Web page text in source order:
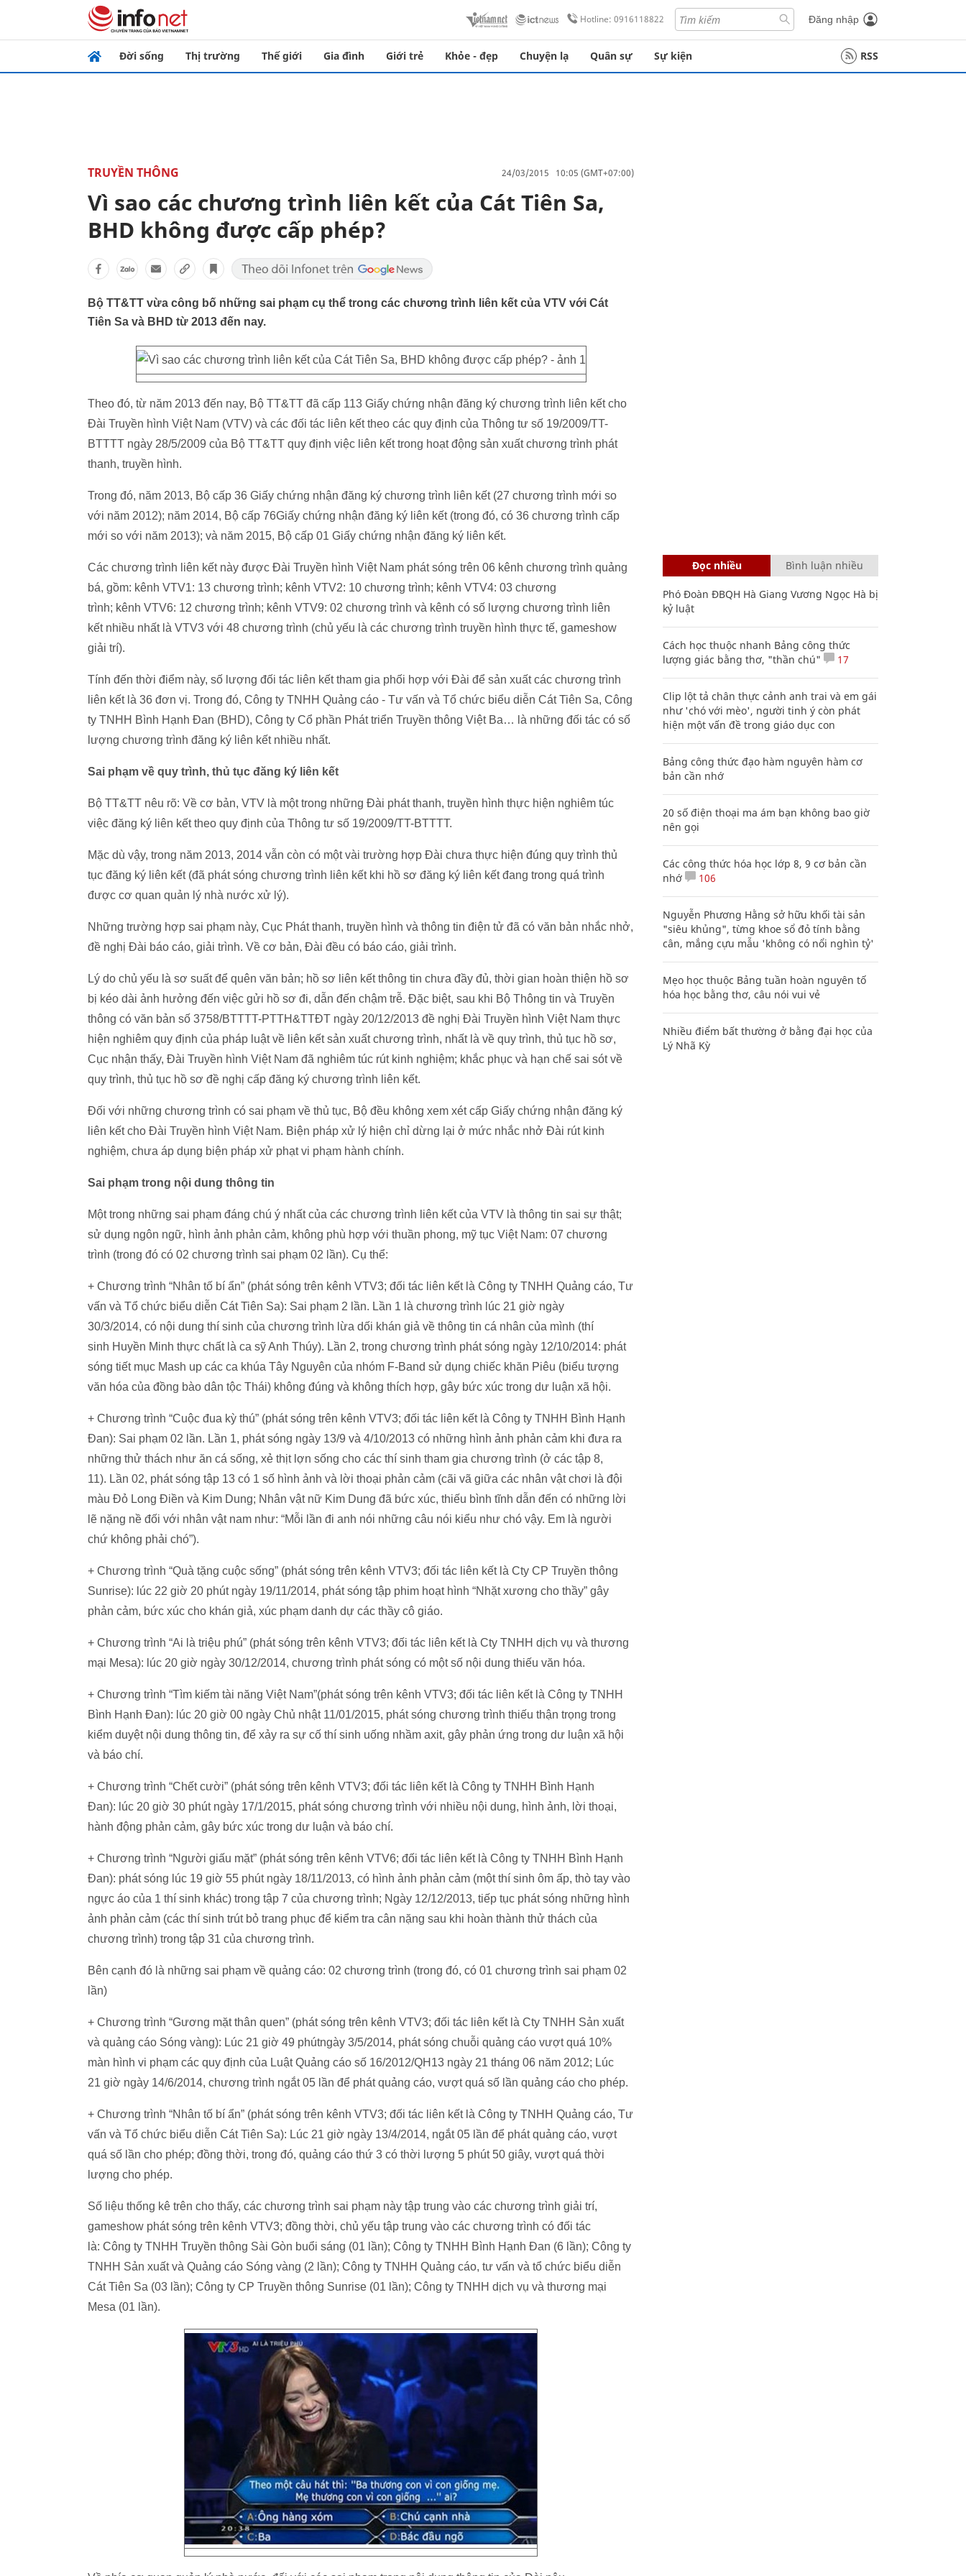
Hotline: 0916118822 Đăng nhập
Đời sống Thị trường Thế giới Gia đình Giới trẻ Khỏe - đẹp Chuyện lạ Quân sự Sự kiện RSS
TRUYỀN THÔNG 24/03/2015 10:05 (GMT+07:00)
Vì sao các chương trình liên kết của Cát Tiên Sa,
BHD không được cấp phép?
Bộ TT&TT vừa công bố những sai phạm cụ thể trong các chương trình liên kết của VTV với Cát
Tiên Sa và BHD từ 2013 đến nay.
Theo đó, từ năm 2013 đến nay, Bộ TT&TT đã cấp 113 Giấy chứng nhận đăng ký chương trình liên kết cho
Đài Truyền hình Việt Nam (VTV) và các đối tác liên kết theo các quy định của Thông tư số 19/2009/TT-
BTTTT ngày 28/5/2009 của Bộ TT&TT quy định việc liên kết trong hoạt động sản xuất chương trình phát
thanh, truyền hình.
Trong đó, năm 2013, Bộ cấp 36 Giấy chứng nhận đăng ký chương trình liên kết (27 chương trình mới so
với năm 2012); năm 2014, Bộ cấp 76Giấy chứng nhận đăng ký liên kết (trong đó, có 36 chương trình cấp
mới so với năm 2013); và năm 2015, Bộ cấp 01 Giấy chứng nhận đăng ký liên kết.
Các chương trình liên kết này được Đài Truyền hình Việt Nam phát sóng trên 06 kênh chương trình quảng
bá, gồm: kênh VTV1: 13 chương trình; kênh VTV2: 10 chương trình; kênh VTV4: 03 chương
trình; kênh VTV6: 12 chương trình; kênh VTV9: 02 chương trình và kênh có số lượng chương trình liên
kết nhiều nhất là VTV3 với 48 chương trình (chủ yếu là các chương trình truyền hình thực tế, gameshow
giải trí).
Tính đến thời điểm này, số lượng đối tác liên kết tham gia phối hợp với Đài để sản xuất các chương trình
liên kết là 36 đơn vị. Trong đó, Công ty TNHH Quảng cáo - Tư vấn và Tổ chức biểu diễn Cát Tiên Sa, Công
ty TNHH Bình Hạnh Đan (BHD), Công ty Cổ phần Phát triển Truyền thông Việt Ba… là những đối tác có số
lượng chương trình đăng ký liên kết nhiều nhất.
Sai phạm về quy trình, thủ tục đăng ký liên kết
Bộ TT&TT nêu rõ: Về cơ bản, VTV là một trong những Đài phát thanh, truyền hình thực hiện nghiêm túc
việc đăng ký liên kết theo quy định của Thông tư số 19/2009/TT-BTTTT.
Mặc dù vậy, trong năm 2013, 2014 vẫn còn có một vài trường hợp Đài chưa thực hiện đúng quy trình thủ
tục đăng ký liên kết (đã phát sóng chương trình liên kết khi hồ sơ đăng ký liên kết đang trong quá trình
được cơ quan quản lý nhà nước xử lý).
Những trường hợp sai phạm này, Cục Phát thanh, truyền hình và thông tin điện tử đã có văn bản nhắc nhở,
đề nghị Đài báo cáo, giải trình. Về cơ bản, Đài đều có báo cáo, giải trình.
Lý do chủ yếu là sơ suất để quên văn bản; hồ sơ liên kết thông tin chưa đầy đủ, thời gian hoàn thiện hồ sơ
bị kéo dài ảnh hưởng đến việc gửi hồ sơ đi, dẫn đến chậm trễ. Đặc biệt, sau khi Bộ Thông tin và Truyền
thông có văn bản số 3758/BTTTT-PTTH&TTĐT ngày 20/12/2013 đề nghị Đài Truyền hình Việt Nam thực
hiện nghiêm quy định của pháp luật về liên kết sản xuất chương trình, nhất là về quy trình, thủ tục hồ sơ,
Cục nhận thấy, Đài Truyền hình Việt Nam đã nghiêm túc rút kinh nghiệm; khắc phục và hạn chế sai sót về
quy trình, thủ tục hồ sơ đề nghị cấp đăng ký chương trình liên kết.
Đối với những chương trình có sai phạm về thủ tục, Bộ đều không xem xét cấp Giấy chứng nhận đăng ký
liên kết cho Đài Truyền hình Việt Nam. Biện pháp xử lý hiện chỉ dừng lại ở mức nhắc nhở Đài rút kinh
nghiệm, chưa áp dụng biện pháp xử phạt vi phạm hành chính.
Sai phạm trong nội dung thông tin
Một trong những sai phạm đáng chú ý nhất của các chương trình liên kết của VTV là thông tin sai sự thật;
sử dụng ngôn ngữ, hình ảnh phản cảm, không phù hợp với thuần phong, mỹ tục Việt Nam: 07 chương
trình (trong đó có 02 chương trình sai phạm 02 lần). Cụ thể:
​+ Chương trình “Nhân tố bí ẩn” (phát sóng trên kênh VTV3; đối tác liên kết là Công ty TNHH Quảng cáo, Tư
vấn và Tổ chức biểu diễn Cát Tiên Sa): Sai phạm 2 lần. Lần 1 là chương trình lúc 21 giờ ngày
30/3/2014, có nội dung thí sinh của chương trình lừa dối khán giả về thông tin cá nhân của mình (thí
sinh Huyền Minh thực chất là ca sỹ Anh Thúy). Lần 2, trong chương trình phát sóng ngày 12/10/2014: phát
sóng tiết mục Mash up các ca khúa Tây Nguyên của nhóm F-Band sử dụng chiếc khăn Piêu (biểu tượng
văn hóa của đồng bào dân tộc Thái) không đúng và không thích hợp, gây bức xúc trong dư luận xã hội.
+ Chương trình “Cuộc đua kỳ thú” (phát sóng trên kênh VTV3; đối tác liên kết là Công ty TNHH Bình Hạnh
Đan): Sai phạm 02 lần. Lần 1, phát sóng ngày 13/9 và 4/10/2013 có những hình ảnh phản cảm khi đưa ra
những thử thách như ăn cá sống, xẻ thịt lợn sống cho các thí sinh tham gia chương trình (ở các tập 8,
11). Lần 02, phát sóng tập 13 có 1 số hình ảnh và lời thoại phản cảm (cãi vã giữa các nhân vật chơi là đội
màu Đỏ Long Điền và Kim Dung; Nhân vật nữ Kim Dung đã bức xúc, thiếu bình tĩnh dẫn đến có những lời
lẽ nặng nề đối với nhân vật nam như: “Mỗi lần đi anh nói những câu nói kiểu như chó vậy. Em là người
chứ không phải chó”).
+ Chương trình “Quà tặng cuộc sống” (phát sóng trên kênh VTV3; đối tác liên kết là Cty CP Truyền thông
Sunrise): lúc 22 giờ 20 phút ngày 19/11/2014, phát sóng tập phim hoạt hình “Nhặt xương cho thầy” gây
phản cảm, bức xúc cho khán giả, xúc phạm danh dự các thầy cô giáo.
+ Chương trình “Ai là triệu phú” (phát sóng trên kênh VTV3; đối tác liên kết là Cty TNHH dịch vụ và thương
mại Mesa): lúc 20 giờ ngày 30/12/2014, chương trình phát sóng có một số nội dung thiếu văn hóa.
+ Chương trình “Tìm kiếm tài năng Việt Nam”(phát sóng trên kênh VTV3; đối tác liên kết là Công ty TNHH
Bình Hạnh Đan): lúc 20 giờ 00 ngày Chủ nhật 11/01/2015, phát sóng chương trình thiếu thận trọng trong
kiểm duyệt nội dung thông tin, để xảy ra sự cố thí sinh uống nhầm axit, gây phản ứng trong dư luận xã hội
và báo chí.
+ Chương trình “Chết cười” (phát sóng trên kênh VTV3; đối tác liên kết là Công ty TNHH Bình Hạnh
Đan): lúc 20 giờ 30 phút ngày 17/1/2015, phát sóng chương trình với nhiều nội dung, hình ảnh, lời thoại,
hành động phản cảm, gây bức xúc trong dư luận và báo chí.
+ Chương trình “Người giấu mặt” (phát sóng trên kênh VTV6; đối tác liên kết là Công ty TNHH Bình Hạnh
Đan): phát sóng lúc 19 giờ 55 phút ngày 18/11/2013, có hình ảnh phản cảm (một thí sinh ôm ấp, thò tay vào
ngực áo của 1 thí sinh khác) trong tập 7 của chương trình; Ngày 12/12/2013, tiếp tục phát sóng những hình
ảnh phản cảm (các thí sinh trút bỏ trang phục để kiểm tra cân nặng sau khi hoàn thành thử thách của
chương trình) trong tập 31 của chương trình.
Bên cạnh đó là những sai phạm về quảng cáo: 02 chương trình (trong đó, có 01 chương trình sai phạm 02
lần)
+ Chương trình “Gương mặt thân quen” (phát sóng trên kênh VTV3; đối tác liên kết là Cty TNHH Sản xuất
và quảng cáo Sóng vàng): Lúc 21 giờ 49 phútngày 3/5/2014, phát sóng chuỗi quảng cáo vượt quá 10%
màn hình vi phạm các quy định của Luật Quảng cáo số 16/2012/QH13 ngày 21 tháng 06 năm 2012; Lúc
21 giờ ngày 14/6/2014, chương trình ngắt 05 lần để phát quảng cáo, vượt quá số lần quảng cáo cho phép.
+ Chương trình “Nhân tố bí ẩn” (phát sóng trên kênh VTV3; đối tác liên kết là Công ty TNHH Quảng cáo, Tư
vấn và Tổ chức biểu diễn Cát Tiên Sa): Lúc 21 giờ ngày 13/4/2014, ngắt 05 lần để phát quảng cáo, vượt
quá số lần cho phép; đồng thời, trong đó, quảng cáo thứ 3 có thời lượng 5 phút 50 giây, vượt quá thời
lượng cho phép.
Số liệu thống kê trên cho thấy, các chương trình sai phạm này tập trung vào các chương trình giải trí,
gameshow phát sóng trên kênh VTV3; đồng thời, chủ yếu tập trung vào các chương trình có đối tác
là: Công ty TNHH Truyền thông Sài Gòn buổi sáng (01 lần); Công ty TNHH Bình Hạnh Đan (6 lần); Công ty
TNHH Sản xuất và Quảng cáo Sóng vàng (2 lần); Công ty TNHH Quảng cáo, tư vấn và tổ chức biểu diễn
Cát Tiên Sa (03 lần); Công ty CP Truyền thông Sunrise (01 lần); Công ty TNHH dịch vụ và thương mại
Mesa (01 lần).
Đọc nhiều Bình luận nhiều
Phó Đoàn ĐBQH Hà Giang Vương Ngọc Hà bị
kỷ luật
Cách học thuộc nhanh Bảng công thức
lượng giác bằng thơ, "thần chú"
17
Clip lột tả chân thực cảnh anh trai và em gái
như 'chó với mèo', người tinh ý còn phát
hiện một vấn đề trong giáo dục con
Bảng công thức đạo hàm nguyên hàm cơ
bản cần nhớ
20 số điện thoại ma ám bạn không bao giờ
nên gọi
Các công thức hóa học lớp 8, 9 cơ bản cần
nhớ
106
Nguyễn Phương Hằng sở hữu khối tài sản
"siêu khủng", từng khoe sổ đỏ tính bằng
cân, mắng cựu mẫu 'không có nổi nghìn tỷ'
Mẹo học thuộc Bảng tuần hoàn nguyên tố
hóa học bằng thơ, câu nói vui vẻ
Nhiều điểm bất thường ở bằng đại học của
Lý Nhã Kỳ